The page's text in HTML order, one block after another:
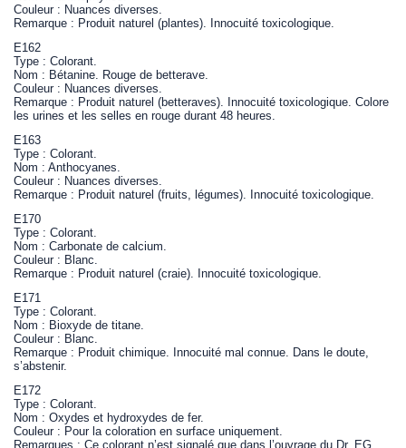
Couleur : Nuances diverses.
Remarque : Produit naturel (plantes). Innocuité toxicologique.
E162
Type : Colorant.
Nom : Bétanine. Rouge de betterave.
Couleur : Nuances diverses.
Remarque : Produit naturel (betteraves). Innocuité toxicologique. Colore
les urines et les selles en rouge durant 48 heures.
E163
Type : Colorant.
Nom : Anthocyanes.
Couleur : Nuances diverses.
Remarque : Produit naturel (fruits, légumes). Innocuité toxicologique.
E170
Type : Colorant.
Nom : Carbonate de calcium.
Couleur : Blanc.
Remarque : Produit naturel (craie). Innocuité toxicologique.
E171
Type : Colorant.
Nom : Bioxyde de titane.
Couleur : Blanc.
Remarque : Produit chimique. Innocuité mal connue. Dans le doute,
s’abstenir.
E172
Type : Colorant.
Nom : Oxydes et hydroxydes de fer.
Couleur : Pour la coloration en surface uniquement.
Remarques : Ce colorant n’est signalé que dans l’ouvrage du Dr. EG